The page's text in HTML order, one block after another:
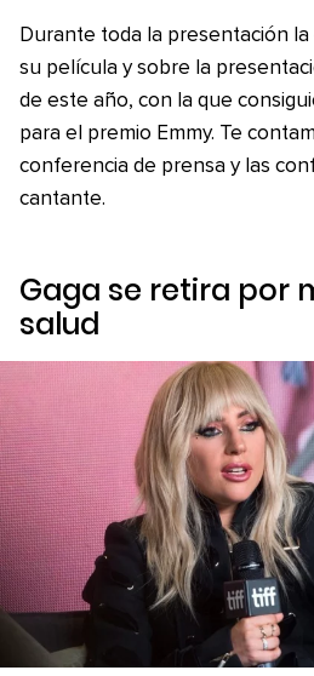
Durante toda la presentación
su película y sobre la
de este año, con la que
para el premio Emmy. Te
conferencia de prensa y las
cantante.
Gaga se retira por
salud